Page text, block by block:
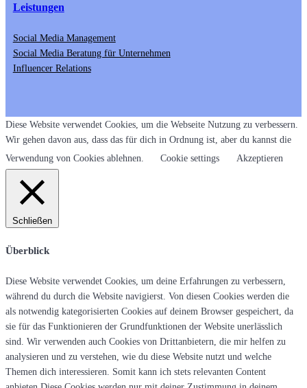
Leistungen
Social Media Management
Social Media Beratung für Unternehmen
Influencer Relations
Diese Website verwendet Cookies, um die Webseite Nutzung zu verbessern.
Wir gehen davon aus, dass das für dich in Ordnung ist, aber du kannst die
Verwendung von Cookies ablehnen.
Cookie settings Akzeptieren
Schließen
Überblick
Diese Website verwendet Cookies, um deine Erfahrungen zu verbessern,
während du durch die Website navigierst. Von diesen Cookies werden die
als notwendig kategorisierten Cookies auf deinem Browser gespeichert, da
sie für das Funktionieren der Grundfunktionen der Website unerlässlich
sind. Wir verwenden auch Cookies von Drittanbietern, die mir helfen zu
analysieren und zu verstehen, wie du diese Website nutzt und welche
Themen dich interessieren. Somit kann ich stets relevanten Content